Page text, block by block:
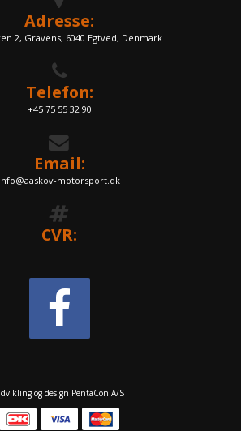
Adresse:
2, Gravens, 6040 Egtved, Denmark
Telefon:
+45 75 55 32 90
Email:
info@aaskov-motorsport.dk
CVR:
og design PentaCon A/S